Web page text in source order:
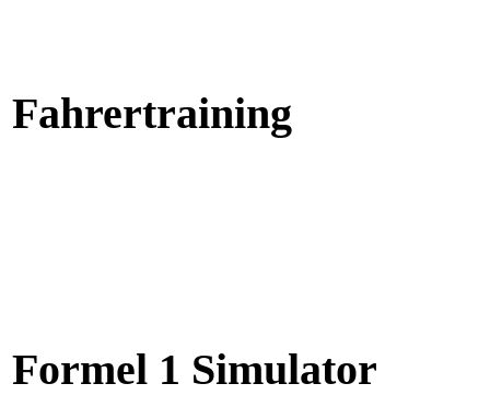
Fahrertraining
Formel 1 Simulator